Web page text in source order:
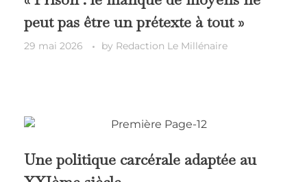
peut pas être un prétexte à tout »
29 mai 2026 by Redaction Le Millénaire
Une politique carcérale adaptée au